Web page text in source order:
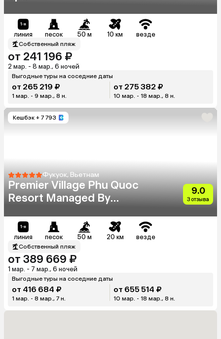
линия песок 50 м 10 км везде
Собственный пляж
от 241 196 ₽
2 мар. - 8 мар., 6 ночей
Выгодные туры на соседние даты
от 265 219 ₽
1 мар. - 9 мар., 8 н.
от 275 382 ₽
10 мар. - 18 мар., 8 н.
Кешбэк + 7 793
Фукуок, Вьетнам
Premier Village Phu Quoc
Resort Managed By
9.0
3 отзыва
линия песок 50 м 20 км везде
Собственный пляж
от 389 669 ₽
1 мар. - 7 мар., 6 ночей
Выгодные туры на соседние даты
от 416 684 ₽
1 мар. - 8 мар., 7 н.
от 655 514 ₽
10 мар. - 18 мар., 8 н.